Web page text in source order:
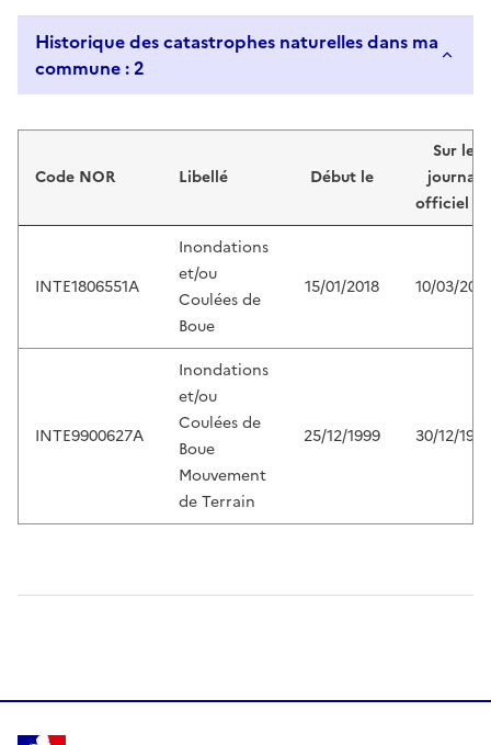
Historique des catastrophes naturelles dans ma
commune : 2
Code NOR Libellé Début le
Sur le
journal
officiel du
INTE1806551A
Inondations
et/ou
Coulées de
Boue
15/01/2018 10/03/2018
INTE9900627A
Inondations
et/ou
Coulées de
Boue
Mouvement
de Terrain
25/12/1999 30/12/1999